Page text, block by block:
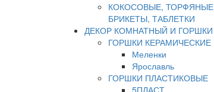
КОКОСОВЫЕ, ТОРФЯНЫЕ
БРИКЕТЫ, ТАБЛЕТКИ
ДЕКОР КОМНАТНЫЙ И ГОРШКИ
ГОРШКИ КЕРАМИЧЕСКИЕ
Меленки
Ярославль
ГОРШКИ ПЛАСТИКОВЫЕ
5ПЛАСТ